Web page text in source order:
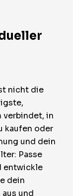
nicht die
verbindet, in
kaufen oder
und dein
Passe
entwickle
dein
und